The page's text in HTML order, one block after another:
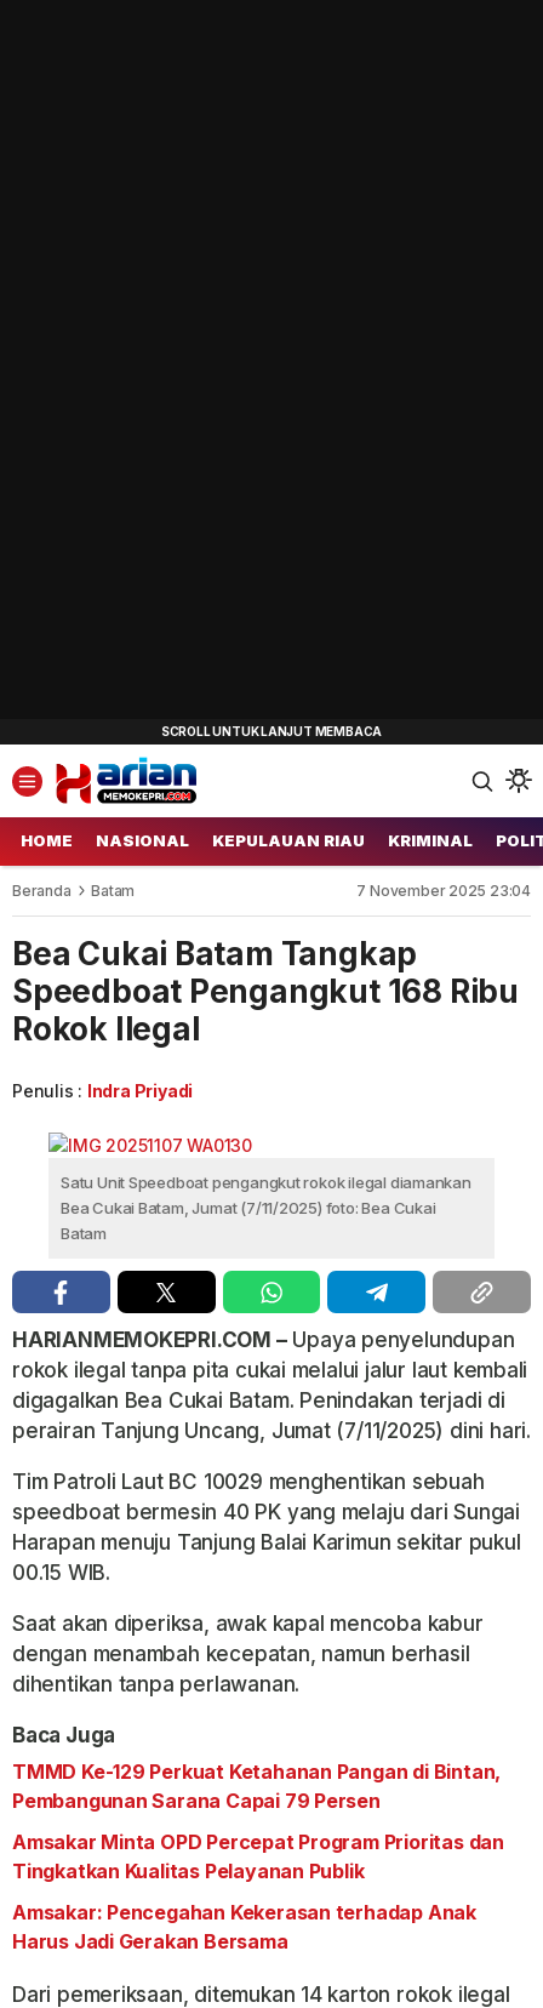
HOME NASIONAL KEPULAUAN RIAU KRIMINAL
Beranda Batam 7 November 2025 23:04
Bea Cukai Batam Tangkap
Speedboat Pengangkut 168 Ribu
Rokok Ilegal
Penulis : Indra Priyadi
Satu Unit Speedboat pengangkut rokok ilegal diamankan
Bea Cukai Batam, Jumat (7/11/2025) foto: Bea Cukai
Batam
HARIANMEMOKEPRI.COM –Upaya penyelundupan
rokok ilegal tanpa pita cukai melalui jalur laut kembali
digagalkan Bea Cukai Batam. Penindakan terjadi di
perairan Tanjung Uncang, Jumat (7/11/2025) dini hari.
Tim Patroli Laut BC 10029 menghentikan sebuah
speedboat bermesin 40 PK yang melaju dari Sungai
Harapan menuju Tanjung Balai Karimun sekitar pukul
00.15 WIB.
Saat akan diperiksa, awak kapal mencoba kabur
dengan menambah kecepatan, namun berhasil
dihentikan tanpa perlawanan.
Baca Juga
TMMD Ke-129 Perkuat Ketahanan Pangan di Bintan,
Pembangunan Sarana Capai 79 Persen
Amsakar Minta OPD Percepat Program Prioritas dan
Tingkatkan Kualitas Pelayanan Publik
Amsakar: Pencegahan Kekerasan terhadap Anak
Harus Jadi Gerakan Bersama
Dari pemeriksaan, ditemukan 14 karton rokok ilegal